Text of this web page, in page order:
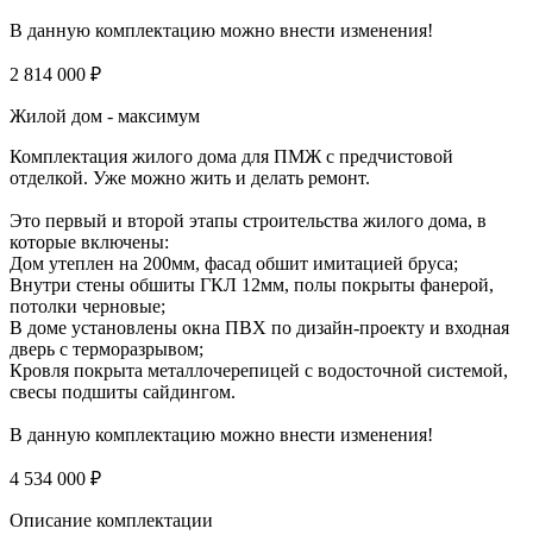
В данную комплектацию можно внести изменения!
2 814 000 ₽
Жилой дом - максимум
Комплектация жилого дома для ПМЖ с предчистовой
отделкой. Уже можно жить и делать ремонт.
Это первый и второй этапы строительства жилого дома, в
которые включены:
Дом утеплен на 200мм, фасад обшит имитацией бруса;
Внутри стены обшиты ГКЛ 12мм, полы покрыты фанерой,
потолки черновые;
В доме установлены окна ПВХ по дизайн-проекту и входная
дверь с терморазрывом;
Кровля покрыта металлочерепицей с водосточной системой,
свесы подшиты сайдингом.
В данную комплектацию можно внести изменения!
4 534 000 ₽
Описание комплектации